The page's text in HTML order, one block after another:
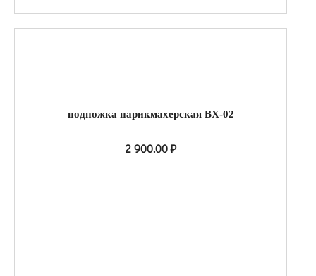
подножка парикмахерская BX-02
2 900.00₽